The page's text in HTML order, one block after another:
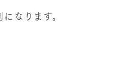
なります。